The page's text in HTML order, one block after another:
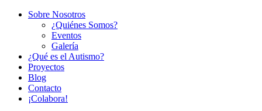
Sobre Nosotros
¿Quiénes Somos?
Eventos
Galería
¿Qué es el Autismo?
Proyectos
Blog
Contacto
¡Colabora!